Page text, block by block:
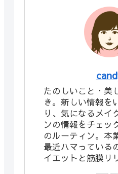
たのしいこと・美
き。新しい情報を
り、気になるメイ
ンの情報をチェッ
のルーティン。本
最近ハマっている
イエットと筋膜リ